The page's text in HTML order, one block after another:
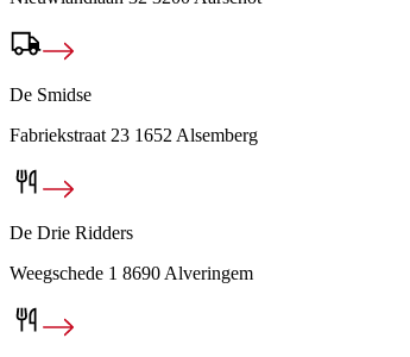
De Smidse
Fabriekstraat 23 1652 Alsemberg
De Drie Ridders
Weegschede 1 8690 Alveringem